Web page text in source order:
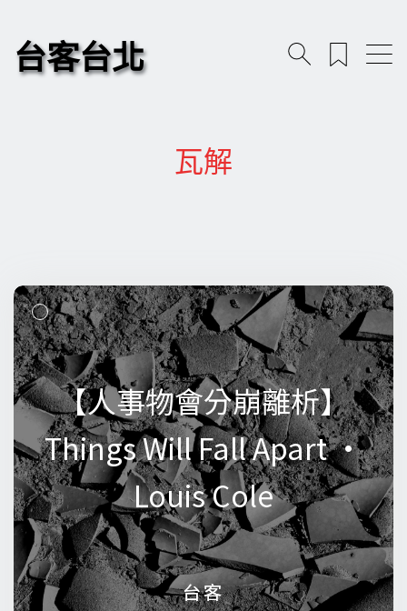
台客台北
瓦解
【人事物會分崩離析】
Things Will Fall Apart •
Louis Cole
台客
【人事物會分崩離析】
Things Will Fall Apart •
Louis Cole
台客